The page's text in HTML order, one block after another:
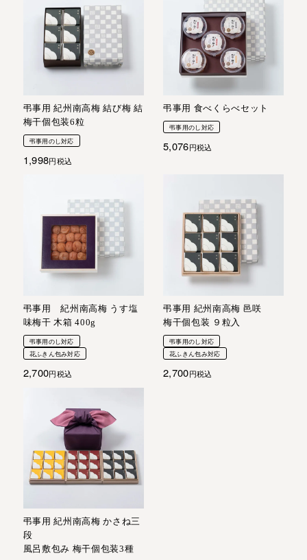
弔事用 紀州南高梅 結び梅 結
梅干個包装6粒
弔事用のし対応
1,998 税込
弔事用 食べくらべセット
弔事用のし対応
5,076 税込
弔事用 紀州南高梅 うす塩
味梅干 木箱 400g
弔事用のし対応
花ふきん包み対応
2,700 税込
弔事用 紀州南高梅 邑咲
梅干個包装 ９粒入
弔事用のし対応
花ふきん包み対応
2,700 税込
弔事用 紀州南高梅 かさね三
段
風呂敷包み 梅干個包装3種